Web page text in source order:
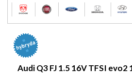
Audi Q3 FJ 1.5 16V TFSI